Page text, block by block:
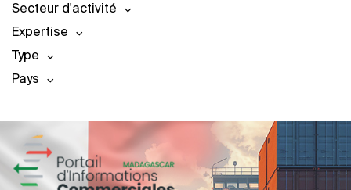
Secteur d'activité
Expertise
Type
Pays